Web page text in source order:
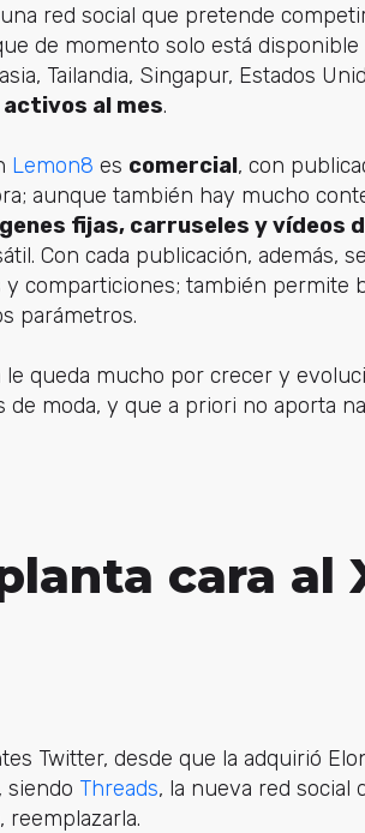
red social que pretende
de momento solo está
Tailandia, Singapur, Estados
al mes.
Lemon8 es comercial, con
aunque también hay mucho
fijas, carruseles y vídeos
Con cada publicación, además,
comparticiones; también permite
parámetros.
queda mucho por crecer y
moda, y que a priori no aporta
cara al
Twitter, desde que la adquirió
siendo Threads, la nueva red social
reemplazarla.